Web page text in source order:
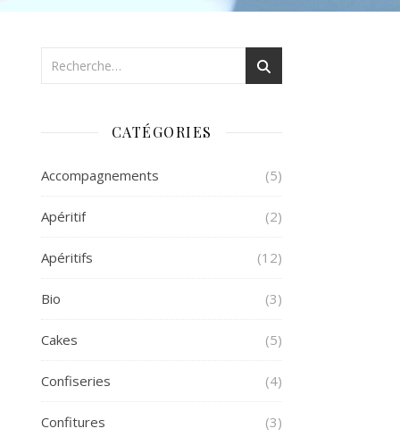
CATÉGORIES
Accompagnements (5)
Apéritif (2)
Apéritifs (12)
Bio (3)
Cakes (5)
Confiseries (4)
Confitures (3)